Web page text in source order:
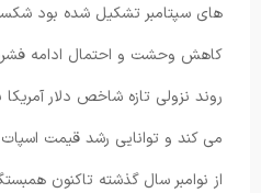
های سپتامبر تشکیل شده بود
کاهش وحشت و احتمال ادامه
روند نزولی تازه شاخص دلار
می کند و توانایی رشد قیمت
از نوامبر سال گذشته تاکنون